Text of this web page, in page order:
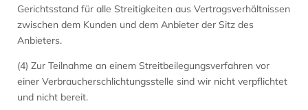
Gerichtsstand für alle Streitigkeiten aus Vertragsverhältnissen
zwischen dem Kunden und dem Anbieter der Sitz des
Anbieters.
(4) Zur Teilnahme an einem Streitbeilegungsverfahren vor
einer Verbraucherschlichtungsstelle sind wir nicht verpflichtet
und nicht bereit.